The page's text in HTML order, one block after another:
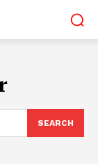
SEARCH